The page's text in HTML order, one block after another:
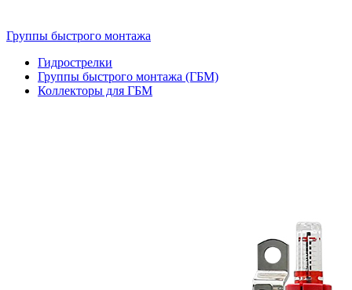
Группы быстрого монтажа
Гидрострелки
Группы быстрого монтажа (ГБМ)
Коллекторы для ГБМ